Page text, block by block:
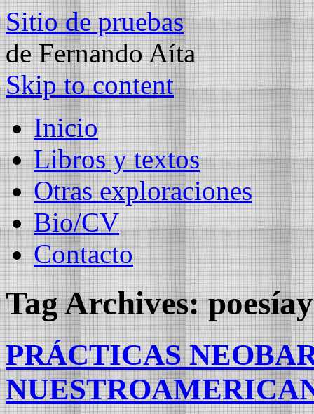
Sitio de pruebas
de Fernando Aíta
Skip to content
Inicio
Libros y textos
Otras exploraciones
Bio/CV
Contacto
Tag Archives:
PRÁCTICAS